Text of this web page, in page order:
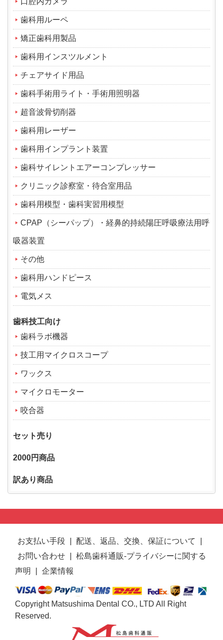
歯科用ルーペ
矯正歯科用製品
歯科用インスツルメント
チェアサイド用品
歯科手術用ライト・手術用照明器
超音波骨切削器
歯科用レーザー
歯科用インプラント装置
歯科サイレントエアーコンプレッサー
クリニック診察室・待合室用品
歯科用模型・歯科実習用模型
CPAP（シーパップ）・経鼻的持続陽圧呼吸療法用呼
吸器装置
その他
歯科用ハンドピース
電気メス
歯科技工向け
歯科ラボ機器
技工用マイクロスコープ
ワックス
マイクロモーター
咬合器
セット売り
2000円商品
訳あり商品
お支払い手段 配送、返品、交換、保証について
お問い合わせ
松島歯科通販-プライバシーに関する
声明
企業情報
Copyright Matsushima Dental CO., LTD All Right
Reserved.